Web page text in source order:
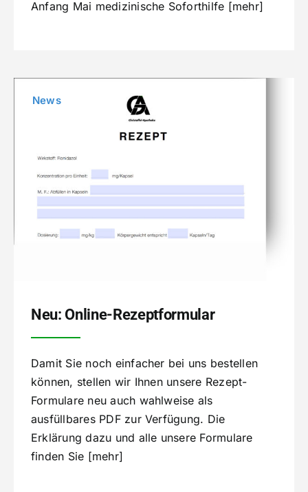
Anfang Mai medizinische Soforthilfe [mehr]
News
Neu: Online-Rezeptformular
Damit Sie noch einfacher bei uns bestellen
können, stellen wir Ihnen unsere Rezept-
Formulare neu auch wahlweise als
ausfüllbares PDF zur Verfügung. Die
Erklärung dazu und alle unsere Formulare
finden Sie [mehr]